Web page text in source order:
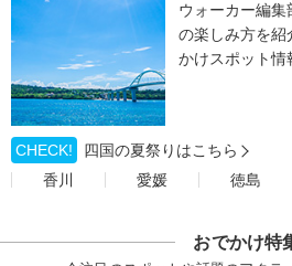
ウォーカー編集
の楽しみ方を紹
かけスポット情
CHECK!
四国の夏祭りはこちら
香川
愛媛 徳島
おでかけ特